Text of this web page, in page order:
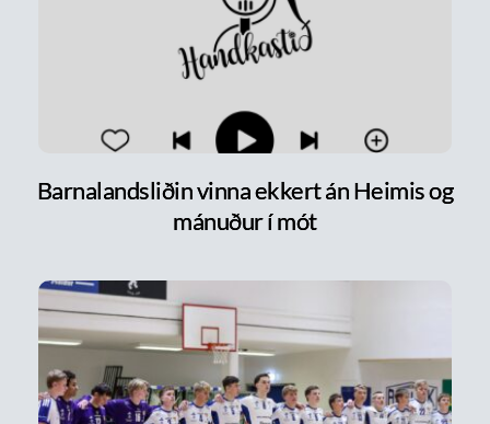
Barnalandsliðin vinna ekkert án Heimis og
mánuður í mót